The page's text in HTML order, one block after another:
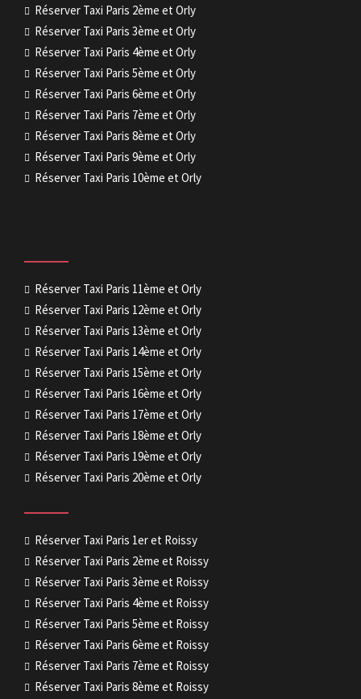
Réserver Taxi Paris 2ème et Orly
Réserver Taxi Paris 3ème et Orly
Réserver Taxi Paris 4ème et Orly
Réserver Taxi Paris 5ème et Orly
Réserver Taxi Paris 6ème et Orly
Réserver Taxi Paris 7ème et Orly
Réserver Taxi Paris 8ème et Orly
Réserver Taxi Paris 9ème et Orly
Réserver Taxi Paris 10ème et Orly
Réserver Taxi Paris 11ème et Orly
Réserver Taxi Paris 12ème et Orly
Réserver Taxi Paris 13ème et Orly
Réserver Taxi Paris 14ème et Orly
Réserver Taxi Paris 15ème et Orly
Réserver Taxi Paris 16ème et Orly
Réserver Taxi Paris 17ème et Orly
Réserver Taxi Paris 18ème et Orly
Réserver Taxi Paris 19ème et Orly
Réserver Taxi Paris 20ème et Orly
Réserver Taxi Paris 1er et Roissy
Réserver Taxi Paris 2ème et Roissy
Réserver Taxi Paris 3ème et Roissy
Réserver Taxi Paris 4ème et Roissy
Réserver Taxi Paris 5ème et Roissy
Réserver Taxi Paris 6ème et Roissy
Réserver Taxi Paris 7ème et Roissy
Réserver Taxi Paris 8ème et Roissy